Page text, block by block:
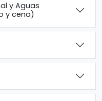
y Aguas
y cena)